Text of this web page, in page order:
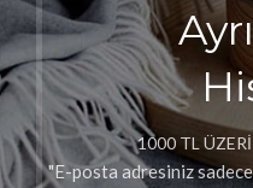
1000 TL
"E-posta adresiniz